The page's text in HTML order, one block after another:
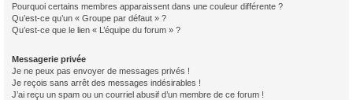
Pourquoi certains membres apparaissent dans une couleur différente ?
Qu’est-ce qu’un « Groupe par défaut » ?
Qu’est-ce que le lien « L’équipe du forum » ?
Messagerie privée
Je ne peux pas envoyer de messages privés !
Je reçois sans arrêt des messages indésirables !
J’ai reçu un spam ou un courriel abusif d’un membre de ce forum !